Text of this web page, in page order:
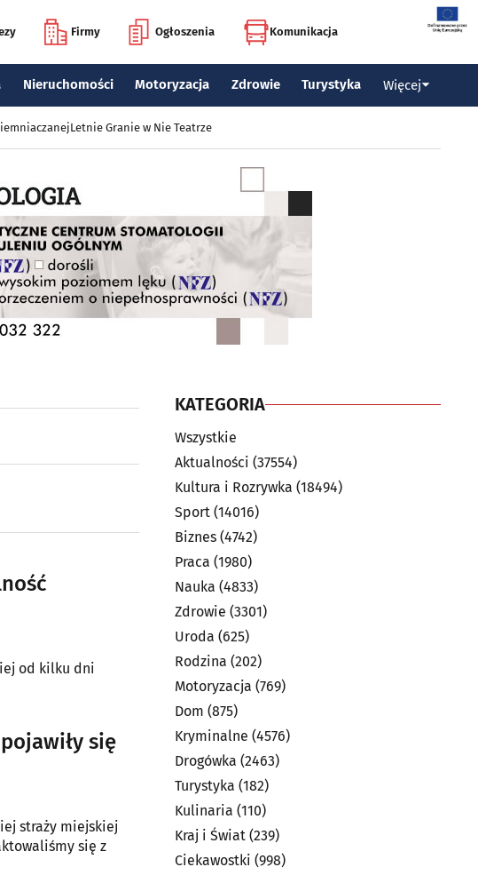
Firmy Ogłoszenia Komunikacja
Nieruchomości Motoryzacja Zdrowie Turystyka Więcej
Letnie Granie w Nie Teatrze
od kilku dni
się
straży miejskiej
się z
KATEGORIA
Wszystkie
Aktualności (37554)
Kultura i Rozrywka (18494)
Sport (14016)
Biznes (4742)
Praca (1980)
Nauka (4833)
Zdrowie (3301)
Uroda (625)
Rodzina (202)
Motoryzacja (769)
Dom (875)
Kryminalne (4576)
Drogówka (2463)
Turystyka (182)
Kulinaria (110)
Kraj i Świat (239)
Ciekawostki (998)